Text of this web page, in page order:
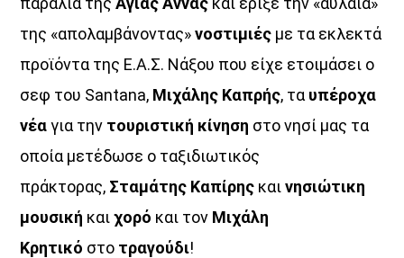
ΜΟΥΣΙΚΗ
της «απολαμβάνοντας»νοστιμιές με τα εκλεκτά
προϊόντα της Ε.Α.Σ. Νάξου που είχε ετοιμάσει ο
σεφ του Santana, Μιχάλης Καπρής, τα υπέροχα
νέαγια την τουριστική κίνηση στο νησί μας τα
οποία μετέδωσε ο ταξιδιωτικός
πράκτορας, Σταμάτης Καπίρης καινησιώτικη
μουσική καιχορό και τον Μιχάλη
Κρητικό στο τραγούδι!